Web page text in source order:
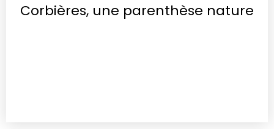
Corbières, une parenthèse nature